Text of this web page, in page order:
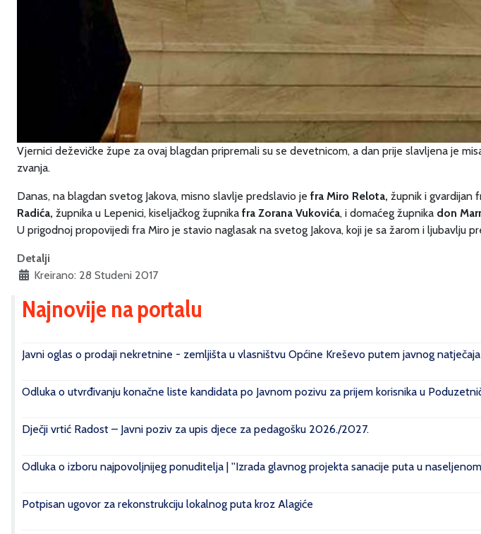
Vjernici deževičke župe za ovaj blagdan pripremali su se devetnicom, a dan prije slavljena je
zvanja.
Danas, na blagdan svetog Jakova, misno slavlje predslavio je fra Miro Relota, župnik i gvardijan
Radića, župnika u Lepenici, kiseljačkog župnika fra Zorana Vukovića, i domaćeg župnika don
U prigodnoj propovijedi fra Miro je stavio naglasak na svetog Jakova, koji je sa žarom i ljubavlju
Detalji
Kreirano: 28 Studeni 2017
Najnovije na portalu
Javni oglas o prodaji nekretnine - zemljišta u vlasništvu Općine Kreševo putem javnog
Odluka o utvrđivanju konačne liste kandidata po Javnom pozivu za prijem korisnika u
Dječji vrtić Radost – Javni poziv za upis djece za pedagošku 2026./2027.
Odluka o izboru najpovoljnijeg ponuditelja | ''Izrada glavnog projekta sanacije puta u
Potpisan ugovor za rekonstrukciju lokalnog puta kroz Alagiće